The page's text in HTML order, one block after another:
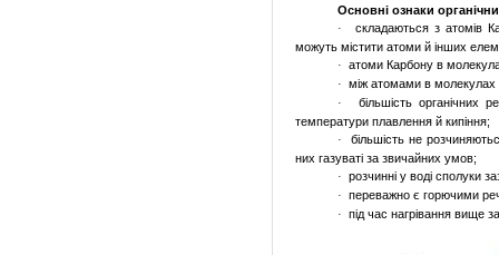
Основні ознаки
·
складаються з атомів
можуть містити атоми й інших
· атоми Карбону в
· між атомами в молекулах
· більшість органічних
температури плавлення йкипіння;
· більшість не
нихгазуваті зазвичайних умов;
· розчинні уводі сполуки
· переважно єгорючими
· під часнагрівання вище